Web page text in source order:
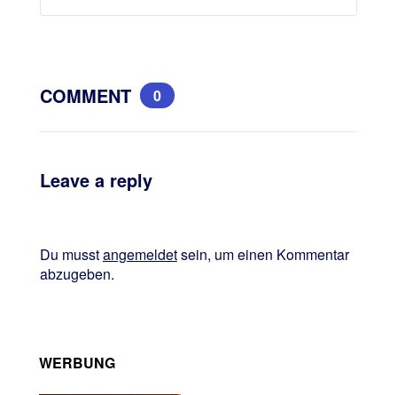
COMMENT 0
Leave a reply
Du musstangemeldetsein, um einen Kommentar
abzugeben.
WERBUNG